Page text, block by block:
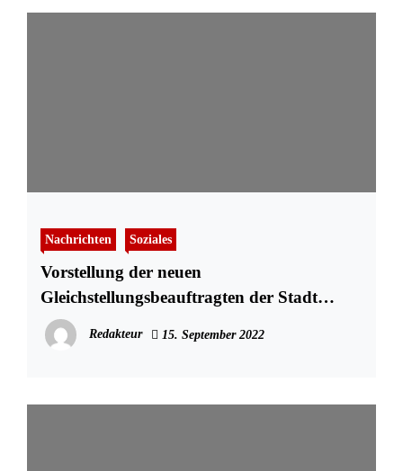
Nachrichten Soziales
Vorstellung der neuen
Gleichstellungsbeauftragten der Stadt
Schleswig
Redakteur 15. September 2022